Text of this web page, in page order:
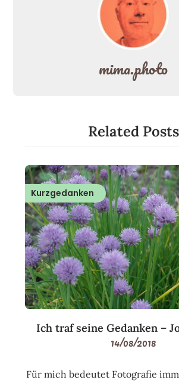
mima.photo
Related Posts
Kurzgedanken
Ich traf seine Gedanken –
14/08/2018
Für mich bedeutet Fotografie